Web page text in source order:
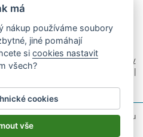
na zeď
údajů|Cookies |Reklamační řád
na lednici fotokalendáře
na lodówkę|samolepky dieťa v
| dárky pro ženy
povinen vystavit kupujícímu
tržbu u správce daně on-line; v
má
nákup používáme soubory
jiné pomáhají
sicookies nastavit
všech?
cookies
vše